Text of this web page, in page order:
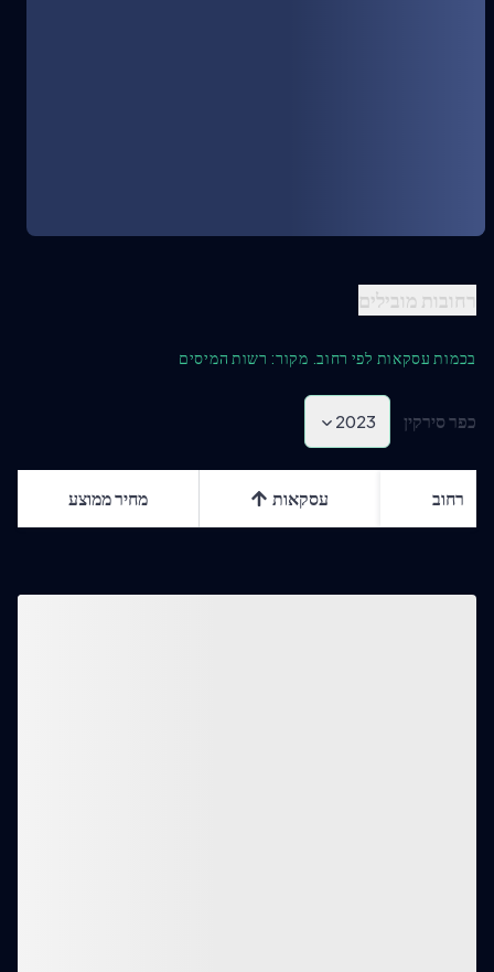
רחובות מובילים
בכמות עסקאות לפי רחוב. מקור: רשות המיסים
2023 כפר סירקין
רחוב עסקאות מחיר ממוצע